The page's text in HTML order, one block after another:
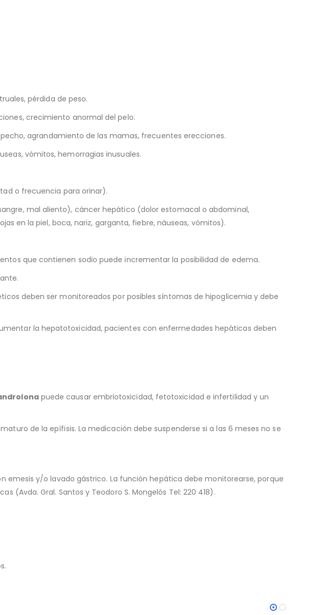
pérdida de peso.
crecimiento anormal del pelo.
agrandamiento de las mamas, frecuentes erecciones.
vómitos, hemorragias inusuales.
o frecuencia para orinar).
mal aliento), cáncer hepático (dolor estomacal o abdominal,
en la piel, boca, nariz, garganta, fiebre, náuseas, vómitos).
que contienen sodio puede incrementar la posibilidad de edema.
deben ser monitoreados por posibles síntomas de hipoglicemia y debe
la hepatotoxicidad, pacientes con enfermedades hepáticas deben
puede causar embriotoxicidad, fetotoxicidad e infertilidad y un
de la epífisis. La medicación debe suspenderse si a las 6 meses no se
emesis y/o lavado gástrico. La función hepática debe monitorearse, porque
(Avda. Gral. Santos y Teodoro S. Mongelós Tel: 220 418).